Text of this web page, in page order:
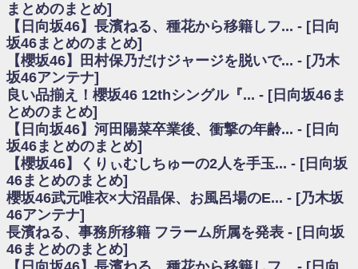
演決定
欅坂/日向坂46まとめのまとめ / 【櫻坂46】田村保乃だけジャージを脱いで
いた理由
日向坂46まとめのまとめ / 【日向坂46】若林さん「笑えないぐらい師匠だ
から」佐々木久美と卒業後初の共演の様子がこちら！【激レアさん】
日向坂46まとめのまとめ / 【元日向坂46】情報解禁前で言えない！？丹生
ちゃん、メンバーと会った模様
乃木坂欅坂まとめのまとめ / 【日向坂46】この月、何かあるのか！？『お
願いバッハ！』ミーグリ日程がこちら
欅坂/日向坂46まとめのまとめ / 【櫻坂46】ミーグリで喧嘩！？山下瞳月、
これはマジギレしてる
乃木坂46アンテナ / 【櫻坂46】ハリソン守屋「ゆーづのせいです」【ラヴ
ィット!】
乃木坂あんてな ～乃木坂46・欅坂46・日向坂46のニュース・情報・話題
をピックアップ / 良い品揃え！櫻坂46 12thシングル『Make or Break』オフィ
シャルグッズ絶賛販売受付中
日向坂46まとめのまとめ / 【日向坂46】この月、何かあるのか！？『お願
いバッハ！』ミーグリ日程がこちら
まとめのまとめ]
【日向坂46】長濱ねる、種花から移籍しフ... - [日向
坂46まとめのまとめ]
【櫻坂46】田村保乃だけジャージを脱いで... - [乃木
坂46アンテナ]
良い品揃え！櫻坂46 12thシングル『... - [日向坂46ま
とめのまとめ]
【日向坂46】河田陽菜卒業後、衝撃の年齢... - [日向
坂46まとめのまとめ]
【櫻坂46】くりぃむしちゅーの2人を手玉... - [日向坂
46まとめのまとめ]
櫻坂46武元唯衣×大沼晶保、お風呂場のE... - [乃木坂
46アンテナ]
長濱ねる、事務所移籍 フラーム所属を発表 - [日向坂
46まとめのまとめ]